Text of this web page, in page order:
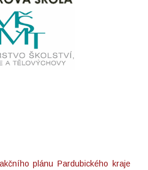
plánu Pardubického kraje